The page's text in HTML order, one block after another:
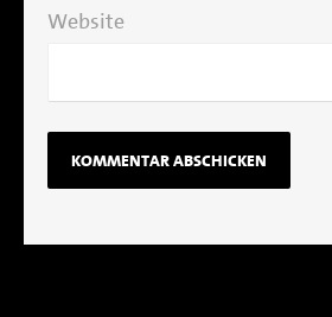
Website